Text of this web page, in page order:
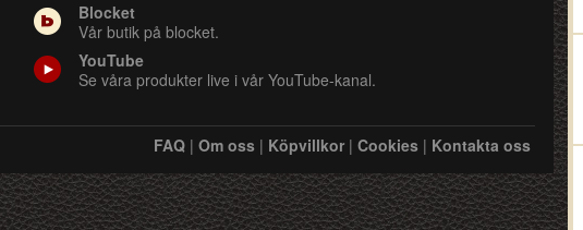
Blocket
Vår butik på blocket.
YouTube
Se våra produkter live i vår YouTube-kanal.
FAQ| Om oss| Köpvillkor| Cookies| Kontakta oss